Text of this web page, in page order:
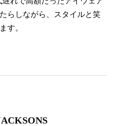
遅れで高額だったアイウェア
らしながら、スタイルと笑
す。